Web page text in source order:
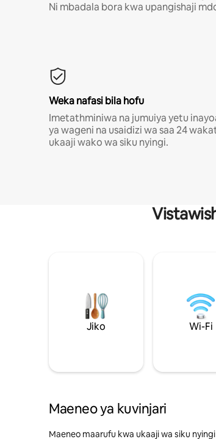
Ni mbadala bora kwa upangishaji
Weka nafasi bila hofu
Imetathminiwa na jumuiya yetu
ya wageni na usaidizi wa saa 24
ukaaji wako wa siku nyingi.
Jiko Wi-Fi
Maeneo ya kuvinjari
Maeneo maarufu kwa ukaaji wa siku nyingi